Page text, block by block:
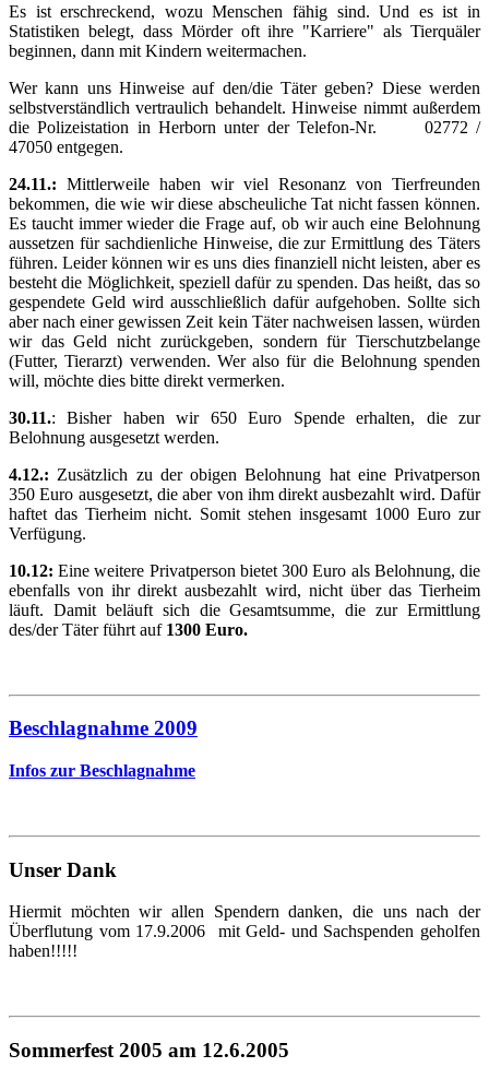
Es ist erschreckend, wozu Menschen fähig sind. Und es ist in
Statistiken belegt, dass Mörder oft ihre "Karriere" als Tierquäler
beginnen, dann mit Kindern weitermachen.
Wer kann uns Hinweise auf den/die Täter geben? Diese werden
selbstverständlich vertraulich behandelt. Hinweise nimmt außerdem
die Polizeistation in Herborn unter der Telefon-Nr. 02772 /
47050 entgegen.
24.11.: Mittlerweile haben wir viel Resonanz von Tierfreunden
bekommen, die wie wir diese abscheuliche Tat nicht fassen können.
Es taucht immer wieder die Frage auf, ob wir auch eine Belohnung
aussetzen für sachdienliche Hinweise, die zur Ermittlung des Täters
führen. Leider können wir es uns dies finanziell nicht leisten, aber es
besteht die Möglichkeit, speziell dafür zu spenden. Das heißt, das so
gespendete Geld wird ausschließlich dafür aufgehoben. Sollte sich
aber nach einer gewissen Zeit kein Täter nachweisen lassen, würden
wir das Geld nicht zurückgeben, sondern für Tierschutzbelange
(Futter, Tierarzt) verwenden. Wer also für die Belohnung spenden
will, möchte dies bitte direkt vermerken.
30.11.: Bisher haben wir 650 Euro Spende erhalten, die zur
Belohnung ausgesetzt werden.
4.12.: Zusätzlich zu der obigen Belohnung hat eine Privatperson
350 Euro ausgesetzt, die aber von ihm direkt ausbezahlt wird. Dafür
haftet das Tierheim nicht. Somit stehen insgesamt 1000 Euro zur
Verfügung.
10.12:Eine weitere Privatperson bietet 300 Euro als Belohnung, die
ebenfalls von ihr direkt ausbezahlt wird, nicht über das Tierheim
läuft. Damit beläuft sich die Gesamtsumme, die zur Ermittlung
des/der Täter führt auf 1300 Euro.
Beschlagnahme 2009
Infos zur Beschlagnahme
Unser Dank
Hiermit möchten wir allen Spendern danken, die uns nach der
Überflutung vom 17.9.2006 mit Geld- und Sachspenden geholfen
haben!!!!!
Sommerfest 2005 am 12.6.2005